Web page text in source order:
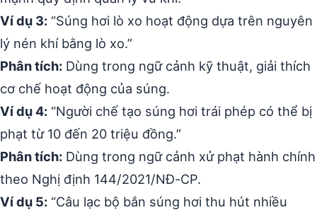
Ví dụ 3: “Súng hơi lò xo hoạt động dựa trên nguyên
lý nén khí bằng lò xo.”
Phân tích: Dùng trong ngữ cảnh kỹ thuật, giải thích
cơ chế hoạt động của súng.
Ví dụ 4: “Người chế tạo súng hơi trái phép có thể bị
phạt từ 10 đến 20 triệu đồng.”
Phân tích: Dùng trong ngữ cảnh xử phạt hành chính
theo Nghị định 144/2021/NĐ-CP.
Ví dụ 5: “Câu lạc bộ bắn súng hơi thu hút nhiều